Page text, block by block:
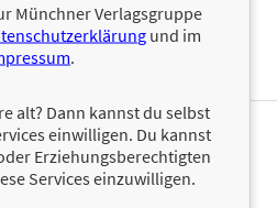
Schmunzeln und Staunen.
Münchner Verlagsgruppe
und im
.
alt? Dann kannst du selbst
einwilligen. Du kannst
Erziehungsberechtigten
Services einzuwilligen.